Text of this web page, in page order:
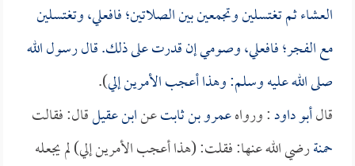
العشاء ثم تغتسلين وتجمعين بين الصلاتين؛ فافعلي، وتغتسلين
مع الفجر؛ فافعلي، وصومي إن قدرت على ذلك. قال رسول الله
صلى الله عليه وسلم: وهذا أعجب الأمرين إلي).
قالأبو داود: ورواهعمرو بن ثابتعنابن عقيلقال: فقالت
حمنةرضي الله عنها: فقلت: (هذا أعجب الأمرين إلي) لم يجعله